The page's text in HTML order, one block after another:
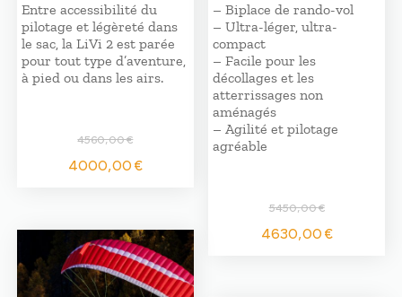
Entre accessibilité du
pilotage et légèreté dans
le sac, la LiVi 2 est parée
pour tout type d’aventure,
à pied ou dans les airs.
4560,00€
Le
4560,00 €.
4000,00€Le
4000,00 €.
– Biplace de rando-vol
– Ultra-léger, ultra-
compact
– Facile pour les
décollages et les
atterrissages non
aménagés
– Agilité et pilotage
agréable
5450,00€
Le
4630,00€Le